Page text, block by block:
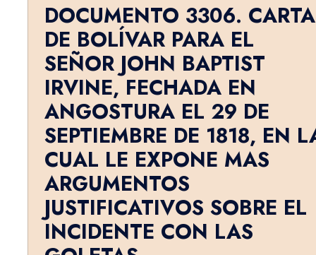
DOCUMENTO 3306. CARTA
DE BOLÍVAR PARA EL
SEÑOR JOHN BAPTIST
IRVINE, FECHADA EN
ANGOSTURA EL 29 DE
SEPTIEMBRE DE 1818, EN
CUAL LE EXPONE MAS
ARGUMENTOS
JUSTIFICATIVOS SOBRE EL
INCIDENTE CON LAS